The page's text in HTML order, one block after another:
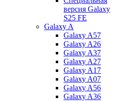
версия Galaxy
S25 FE
Galaxy A
Galaxy A57
Galaxy A26
Galaxy A37
Galaxy A27
Galaxy A17
Galaxy A07
Galaxy A56
Galaxy A36